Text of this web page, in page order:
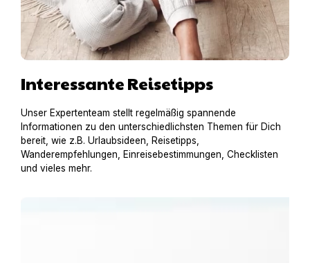
Interessante Reisetipps
Unser Expertenteam stellt regelmäßig spannende
Informationen zu den unterschiedlichsten Themen für Dich
bereit, wie z.B. Urlaubsideen, Reisetipps,
Wanderempfehlungen, Einreisebestimmungen, Checklisten
und vieles mehr.